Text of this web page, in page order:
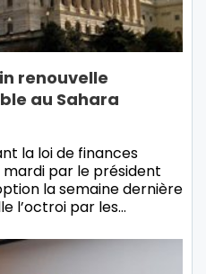
renouvelle
au Sahara
la loi de finances
par le président
la semaine dernière
l’octroi par les…